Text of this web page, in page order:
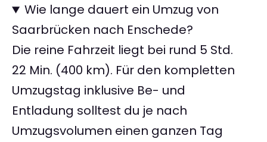
Wie lange dauert ein Umzug von
Saarbrücken nach Enschede?
Die reine Fahrzeit liegt bei rund 5 Std.
22 Min. (400 km). Für den kompletten
Umzugstag inklusive Be- und
Entladung solltest du je nach
Umzugsvolumen einen ganzen Tag